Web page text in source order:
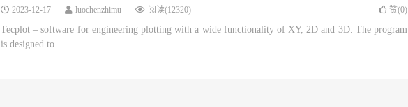
2023-12-17 luochenzhimu 阅读(12320) 赞(0)
Tecplot – software for engineering plotting with a wide functionality of XY, 2D and 3D. The program
is designed to...